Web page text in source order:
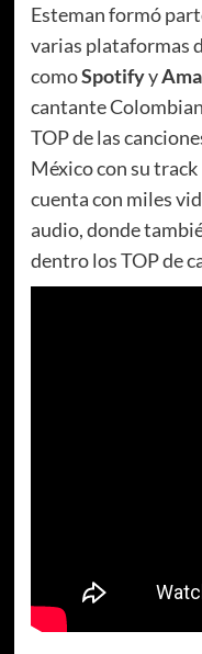
Esteman formó
varias plataformas
comoSpotifyy
cantante
TOP de las
México con su track
cuenta con miles
audio, donde
dentro los TOP de